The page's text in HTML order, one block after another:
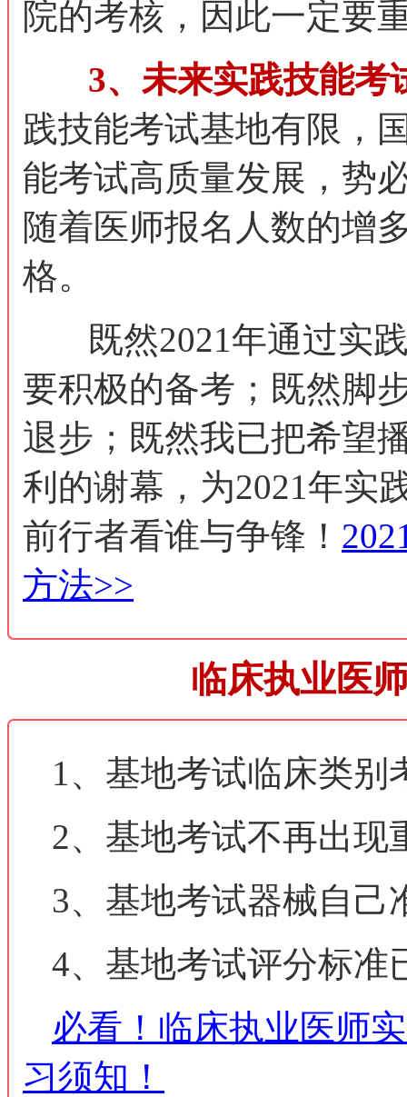
院的考核，因此一定要
3、未来实践技能考
践技能考试基地有限，
能考试高质量发展，势
随着医师报名人数的增
格。
既然2021年通过实
要积极的备考；既然脚
退步；既然我已把希望
利的谢幕，为2021年实
前行者看谁与争锋！
方法>>
临床执业医
1、基地考试临床类别
2、基地考试不再出现
3、基地考试器械自己
4、基地考试评分标准
必看！临床执业医师
习须知！